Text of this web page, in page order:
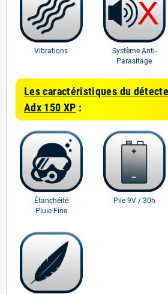
Vibrations
Système Anti-
Parasitage
Les caractéristiques du
Adx 150 XP :
Étanchéité
Pluie Fine
Pile 9V / 30h